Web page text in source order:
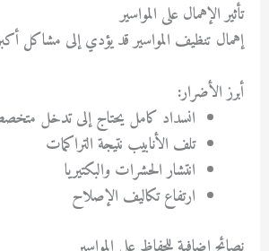
تأثير الإهمال على المواسير
إهمال تنظيف المواسير قد يؤدي إلى مشاكل
أبرز الأضرار:
انسداد كامل يحتاج إلى تدخل
تلف الأنابيب نتيجة التراكمات
انتشار الحشرات والبكتيريا
ارتفاع تكاليف الإصلاح